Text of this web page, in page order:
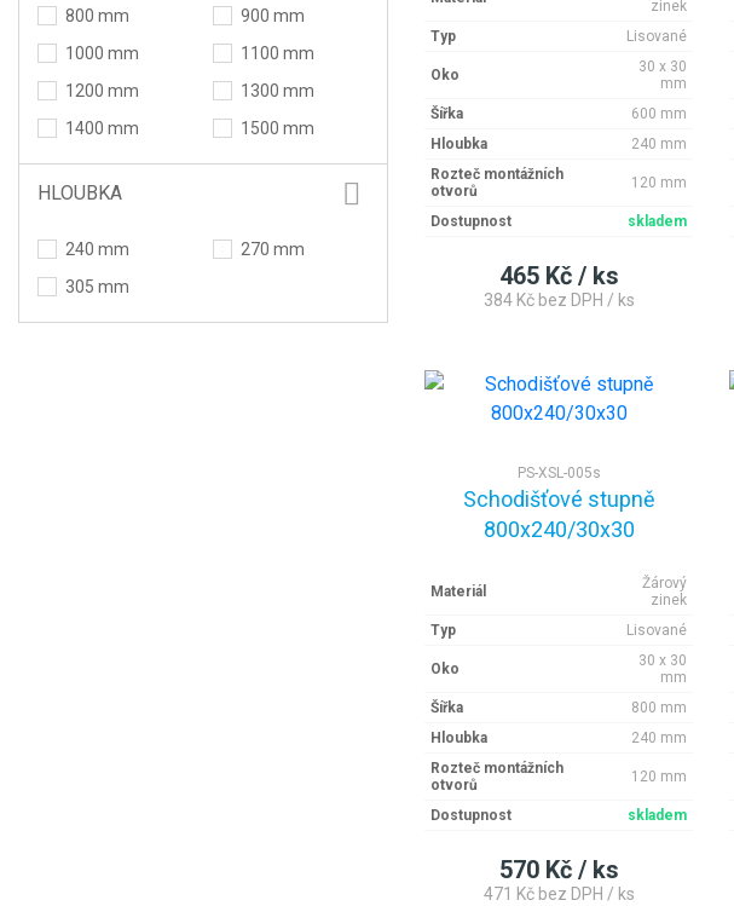
800 mm
900 mm
1000 mm
1100 mm
1200 mm
1300 mm
1400 mm
1500 mm
HLOUBKA
240 mm
270 mm
305 mm
zinek
Typ
Lisované
Oko
30 x 30
mm
Šířka
600 mm
Hloubka
240 mm
Rozteč montážních
otvorů
120 mm
Dostupnost skladem
465 Kč / ks
384 Kč bez DPH / ks
PS-XSL-005s
Schodišťové stupně
800x240/30x30
Materiál
Žárový
zinek
Typ
Lisované
Oko
30 x 30
mm
Šířka
800 mm
Hloubka
240 mm
Rozteč montážních
otvorů
120 mm
Dostupnost skladem
570 Kč / ks
471 Kč bez DPH / ks